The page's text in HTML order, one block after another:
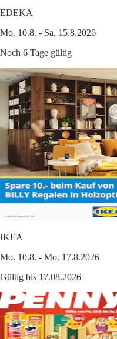
EDEKA
Mo. 10.8. - Sa. 15.8.2026
Noch 6 Tage gültig
IKEA
Mo. 10.8. - Mo. 17.8.2026
Gültig bis 17.08.2026